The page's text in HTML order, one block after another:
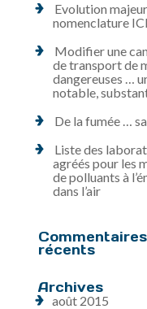
Evolution
nomenclature
Modifier une
de transport de
dangereuses …
notable,
De la fumée …
Liste des
agréés pour les
de polluants à
dans l’air
Commentaires
récents
Archives
août 2015